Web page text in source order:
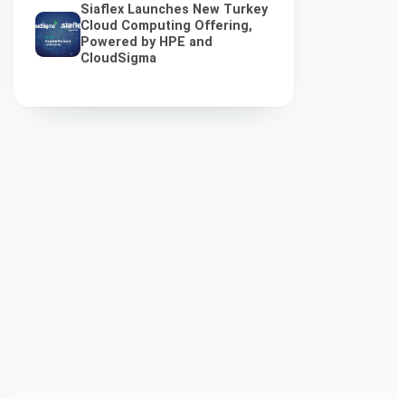
Siaflex Launches New Turkey
Cloud Computing Offering,
Powered by HPE and
CloudSigma